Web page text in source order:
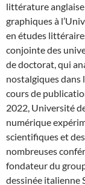
littérature
graphiques à
en études
conjointe des
de doctorat, qui
nostalgiques dans
cours de
2022, Université
numérique
scientifiques et
nombreuses
fondateur du
dessinée italienne